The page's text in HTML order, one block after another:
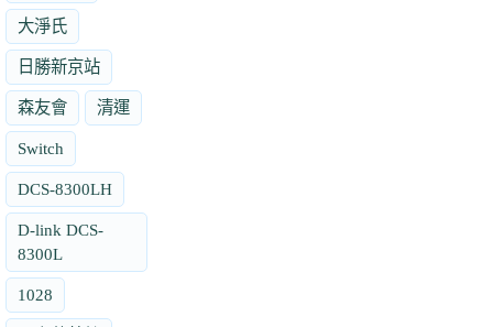
大淨氏
日勝新京站
森友會 清運
Switch
DCS-8300LH
D-link DCS-
8300L
1028